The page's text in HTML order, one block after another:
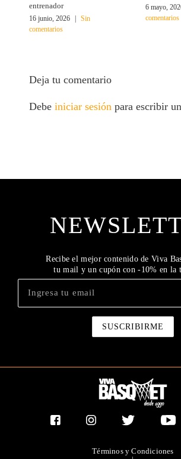
entrenador
16 junio, 2026
Sin
comentarios
6 mayo,
comentarios
Deja tu comentario
Debeiniciar sesiónpara escribir
Recibe el mejor contenido de Viva
tu mail y un cupón con -10% en la
Términos y Condiciones